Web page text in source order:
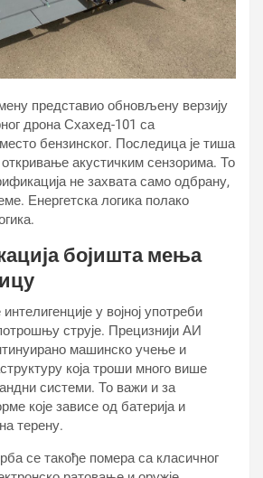
представио обновљену верзију
дрона Схахед-101 са
бензинског. Последица је тиша
акустичким сензорима. То
не захвата само одбрану,
Енергетска логика полако
бојишта мења
у војној употреби
струје. Прецизнији АИ
машинско учење и
која троши много више
системи. То важи и за
које зависе од батерија и
терену.
се такође помера са класичног